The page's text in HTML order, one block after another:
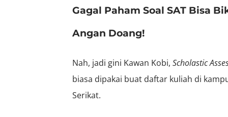
Gagal Paham Soal SAT Bisa
Angan Doang!
Nah, jadi gini Kawan Kobi, Scholastic
biasa dipakai buat daftar kuliah di
Serikat.